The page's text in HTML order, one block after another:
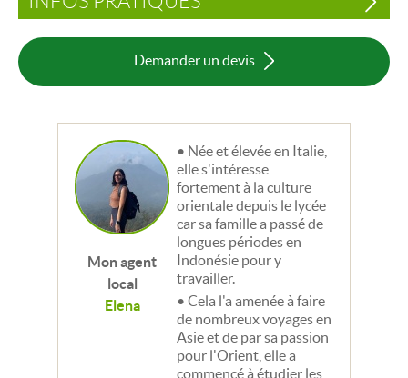
Demander un devis
Mon agent
local
Elena
Née et élevée en Italie,
elle s'intéresse
fortement à la culture
orientale depuis le lycée
car sa famille a passé de
longues périodes en
Indonésie pour y
travailler.
Cela l'a amenée à faire
de nombreux voyages en
Asie et de par sa passion
pour l'Orient, elle a
commencé à étudier les